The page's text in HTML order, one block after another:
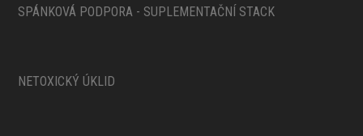
SPÁNKOVÁ PODPORA - SUPLEMENTAČNÍ STACK
NETOXICKÝ ÚKLID